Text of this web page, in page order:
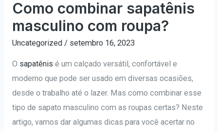
Como combinar sapatênis
masculino com roupa?
Uncategorized / setembro 16, 2023
O sapatênis é um calçado versátil, confortável e
moderno que pode ser usado em diversas ocasiões,
desde o trabalho até o lazer. Mas como combinar esse
tipo de sapato masculino com as roupas certas? Neste
artigo, vamos dar algumas dicas para você acertar no